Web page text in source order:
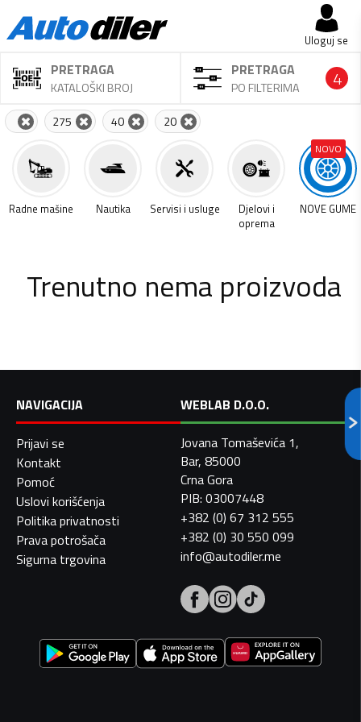
Uloguj se
PRETRAGA
KATALOŠKI BROJ
PRETRAGA
PO FILTERIMA 4
275 40 20
Radne mašine Nautika Servisi i usluge
Djelovi i
oprema
NOVO
NOVE GUME
Trenutno nema proizvoda
NAVIGACIJA
Prijavi se
Kontakt
Pomoć
Uslovi korišćenja
Politika privatnosti
Prava potrošača
Sigurna trgovina
WEBLAB D.O.O.
Jovana Tomaševića 1,
Bar, 85000
Crna Gora
PIB: 03007448
+382 (0) 67 312 555
+382 (0) 30 550 099
info@autodiler.me